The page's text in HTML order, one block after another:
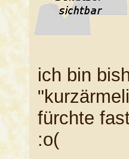
ich bin
fürchte
:o(